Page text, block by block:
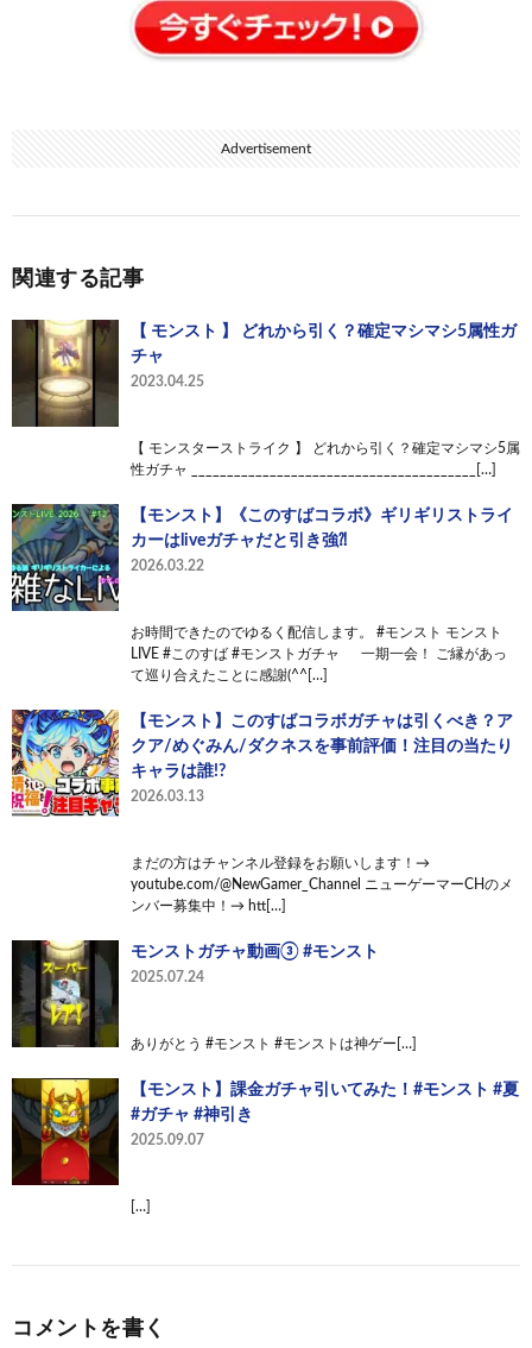
Advertisement
関連する記事
【 モンスト 】 どれから引く？確定マシマシ5属性ガ
チャ
2023.04.25
【 モンスターストライク 】 どれから引く？確定マシマシ5属
性ガチャ ________________________________________[…]
【モンスト】《このすばコラボ》ギリギリストライ
カーはliveガチャだと引き強⁈
2026.03.22
お時間できたのでゆるく配信します。 #モンスト モンスト
LIVE #このすば #モンストガチャ 一期一会！ ご縁があっ
て巡り合えたことに感謝(^^[…]
【モンスト】このすばコラボガチャは引くべき？ア
クア/めぐみん/ダクネスを事前評価！注目の当たり
キャラは誰!?
2026.03.13
まだの方はチャンネル登録をお願いします！→
youtube.com/@NewGamer_Channel ニューゲーマーCHのメ
ンバー募集中！→ htt[…]
モンストガチャ動画③ #モンスト
2025.07.24
ありがとう #モンスト #モンストは神ゲー[…]
【モンスト】課金ガチャ引いてみた！#モンスト #夏
#ガチャ #神引き
2025.09.07
[…]
コメントを書く